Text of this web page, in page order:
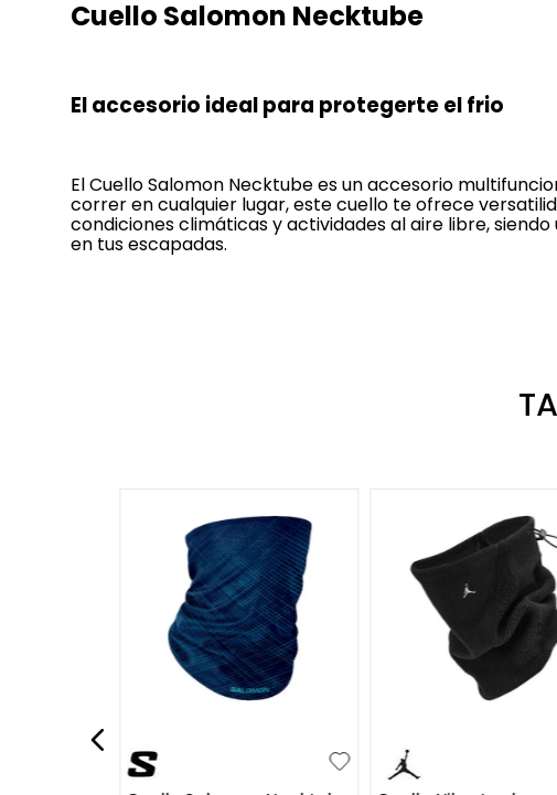
Cuello Salomon Necktube
El accesorio ideal para protegerte el frio
El Cuello Salomon Necktube es un accesorio
correr en cualquier lugar, este cuello te ofrece
condiciones climáticas y actividades al aire libre,
en tus escapadas.